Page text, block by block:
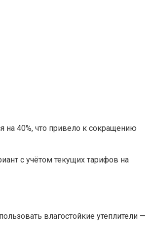
на 40%, что привело к сокращению
с учётом текущих тарифов на
влагостойкие утеплители —